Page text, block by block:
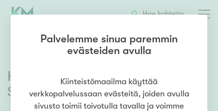
Hae kohteita
Kiminkijärvi tontti 4,
Suovanlahti,Viitasaari
Palvelemme sinua paremmin
evästeiden avulla
Kiinteistömaailma käyttää
verkkopalvelussaan evästeitä, joiden avulla
sivusto toimii toivotulla tavalla ja voimme